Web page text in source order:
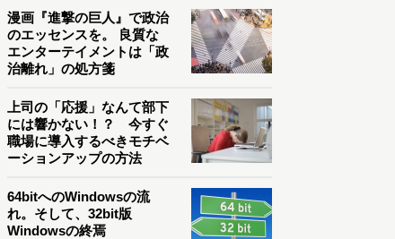
漫画『進撃の巨人』で政治
のエッセンスを。 良質な
エンターテイメントは「政
治離れ」の処方箋
上司の「応援」なんて部下
には響かない！？ 今すぐ
職場に導入するべきモチベ
ーションアップの方法
64bitへのWindowsの流
れ。そして、32bit版
Windowsの終焉